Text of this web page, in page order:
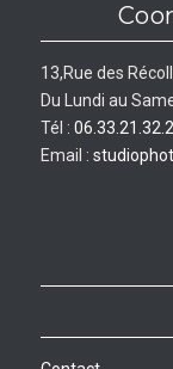
13,Rue des
Du Lundi au
Tél :
Email :